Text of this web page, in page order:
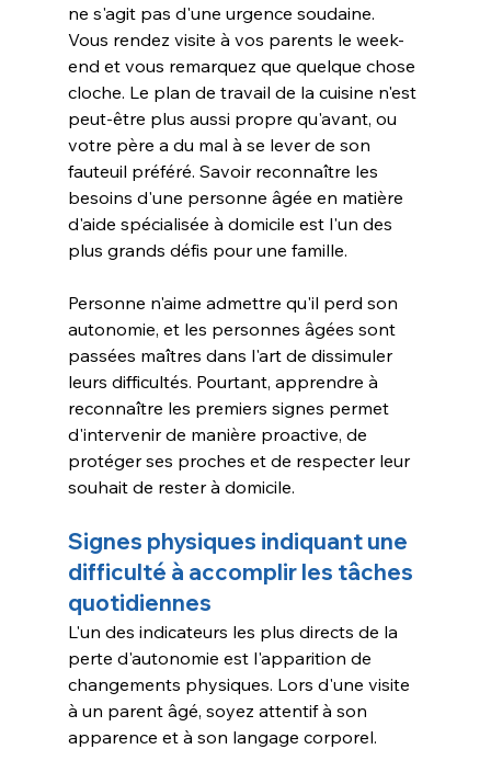
ne s'agit pas d'une urgence soudaine.
Vous rendez visite à vos parents le week-
end et vous remarquez que quelque chose
cloche. Le plan de travail de la cuisine n'est
peut-être plus aussi propre qu'avant, ou
votre père a du mal à se lever de son
fauteuil préféré. Savoir reconnaître les
besoins d'une personne âgée en matière
d'aide spécialisée à domicile est l'un des
plus grands défis pour une famille.
Personne n'aime admettre qu'il perd son
autonomie, et les personnes âgées sont
passées maîtres dans l'art de dissimuler
leurs difficultés. Pourtant, apprendre à
reconnaître les premiers signes permet
d'intervenir de manière proactive, de
protéger ses proches et de respecter leur
souhait de rester à domicile.
Signes physiques indiquant une
difficulté à accomplir les tâches
quotidiennes
L'un des indicateurs les plus directs de la
perte d'autonomie est l'apparition de
changements physiques. Lors d'une visite
à un parent âgé, soyez attentif à son
apparence et à son langage corporel.